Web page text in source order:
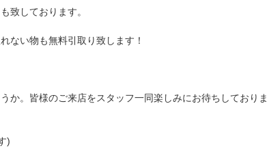
致しております。
ない物も無料引取り致します！
か。皆様のご来店をスタッフ一同楽しみにお待ちしておりま
)